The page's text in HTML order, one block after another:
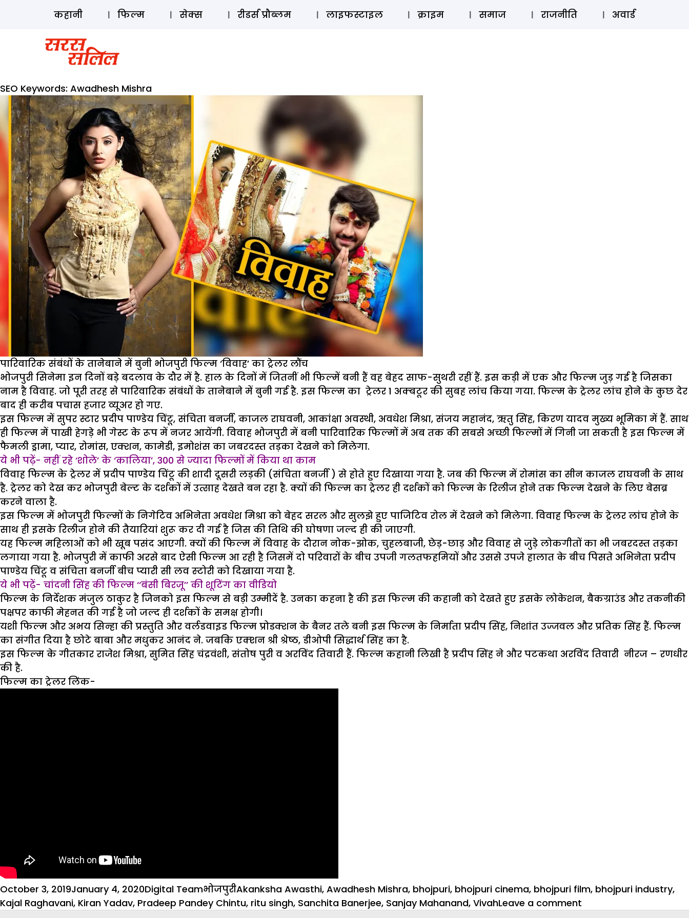
ऑडियो स्टोरी लॉग इन ⚲ SUBSCRIBE
कहानी फिल्म सेक्स रीडर्स प्रौब्लम लाइफस्टाइल क्राइम समाज राजनीति अवार्ड
SEO Keywords: Awadhesh Mishra
पारिवारिक संबंधों के तानेबाने में बुनी भोजपुरी फिल्म ‘विवाह’ का ट्रेलर लौंच
भोजपुरी सिनेमा इन दिनों बड़े बदलाव के दौर में है. हाल के दिनों में जितनीं भी फिल्में बनी हैं वह बेहद साफ-सुथरी रहीं हैं. इस कड़ी में एक और फिल्म जुड़ गई है जिसका
नाम है विवाह. जो पूरी तरह से पारिवारिक संबंधों के तानेबाने में बुनी गई है. इस फिल्म का ट्रेलर 1 अक्बटूर की सुबह लांच किया गया. फिल्म के ट्रेलर लांच होने के कुछ देर
बाद ही करीब पचास हजार व्यूअर हो गए.
इस फिल्म में सुपर स्टार प्रदीप पाण्डेय चिंटू, संचिता बनर्जी, काजल राघवनी, आकांक्षा अवस्‍थी, अवधेश मिश्रा, संजय महानंद, ऋतु सिंह, किरण यादव मुख्‍य भूमिका में हैं. साथ
ही फिल्म में पाखी हेगड़े भी गेस्ट के रूप में नजर आयेंगी. विवाह भोजपुरी में बनी पारिवारिक फिल्मों में अब तक की सबसे अच्छी फिल्मों में गिनी जा सकती है इस फिल्म में
फैमली ड्रामा, प्यार, रोमांस, एक्शन, कामेडी, इमोशंस का जबरदस्त तड़का देखने को मिलेगा.
ये भी पढ़ें- नहीं रहे ‘शोले’ के ‘कालिया’, 300 से ज्यादा फिल्मों में किया था काम
विवाह फिल्म के ट्रेलर में प्रदीप पाण्डेय चिंटू की शादी दूसरी लड़की (संचिता बनर्जी ) से होते हुए दिखाया गया है. जब की फिल्म में रोमांस का सीन काजल राघवनी के साथ
है. ट्रेलर को देख कर भोजपुरी बेल्ट के दर्शकों में उत्साह देखते बन रहा है. क्यों की फिल्म का ट्रेलर ही दर्शकों को फिल्म के रिलीज होने तक फिल्म देखने के लिए बेसब्र
करने वाला है.
इस फिल्म में भोजपुरी फिल्मों के निगेटिव अभिनेता अवधेश मिश्रा को बेहद सरल और सुलझे हुए पाजिटिव रोल में देखने को मिलेगा. विवाह फिल्म के ट्रेलर लांच होने के
साथ ही इसके रिलीज होने की तैयारियां शुरू कर दी गई है जिस की तिथि की घोषणा जल्द ही की जाएगी.
यह फिल्म महिलाओं को भी खूब पसंद आएगी. क्यों की फिल्म में विवाह के दौरान नोक-झोक, चुहलबाजी, छेड़-छाड़ और विवाह से जुड़े लोकगीतों का भी जबरदस्त तड़का
लगाया गया है. भोजपुरी में काफी अरसे बाद ऐसी फिल्म आ रही है जिसमें दो परिवारों के बीच उपजी गलतफहमियों और उससे उपजे हालात के बीच पिसते अभिनेता प्रदीप
पाण्डेय चिंटू व संचिता बनर्जी बीच प्‍यारी सी लव स्‍टोरी को दिखाया गया है.
ये भी पढ़ें- चांदनी सिंह की फिल्म ‘‘बंसी बिरजू’’ की शूटिंग का वीडियो
फिल्म के निर्देशक मंजुल ठाकुर है जिनको इस फिल्म से बड़ी उम्मीदें है. उनका कहना है की इस फिल्म की कहानी को देखते हुए इसके लोकेशन, बैकग्राउंड और तकनीकी
पक्षपर काफी मेहनत की गई है जो जल्द ही दर्शकों के समक्ष होगी।
यशी फिल्म और अभय सिन्हा की प्रस्तुति और वर्लडवाइड फिल्म प्रोडक्शन के बैनर तले बनी इस फिल्म के निर्माता प्रदीप सिंह, निशांत उज्जवल और प्रतिक सिंह हैं. फिल्‍म
का संगीत दिया है छोटे बाबा और मधुकर आनंद ने. जबकि एक्‍शन श्री श्रेष्‍ठ, डीओपी सिद्धार्थ सिंह का है.
इस फिल्म के गीतकार राजेश मिश्रा, सुमित सिंह चंद्रवंशी, संतोष पुरी व अरविंद तिवारी हैं. फिल्म कहानी लिखी है प्रदीप सिंह ने और पटकथा अरविंद तिवारी नीरज – रणधीर
की है.
फिल्म का ट्रेलर लिंक-
Posted
on
October 3, 2019January 4, 2020Author
Digital TeamCategories
भोजपुरीTags
Akanksha Awasthi, Awadhesh Mishra, bhojpuri, bhojpuri cinema, bhojpuri film, bhojpuri industry,
Kajal Raghavani, Kiran Yadav, Pradeep Pandey Chintu, ritu singh, Sanchita Banerjee, Sanjay Mahanand, VivahLeave a comment